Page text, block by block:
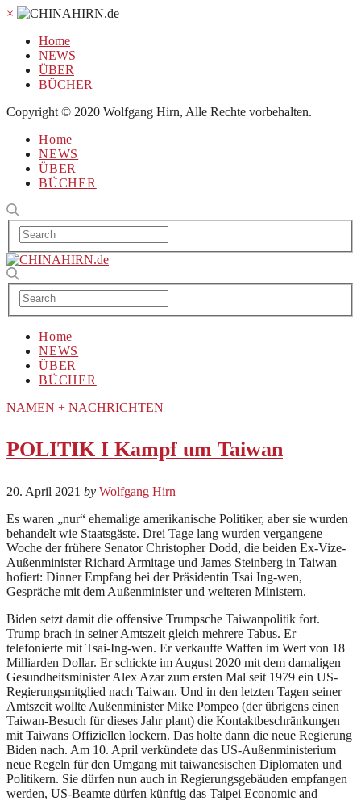
×
Home
NEWS
ÜBER
BÜCHER
Copyright © 2020 Wolfgang Hirn, Alle Rechte vorbehalten.
Home
NEWS
ÜBER
BÜCHER
Home
NEWS
ÜBER
BÜCHER
NAMEN + NACHRICHTEN
POLITIK I Kampf um Taiwan
20. April 2021 by Wolfgang Hirn
Es waren „nur“ ehemalige amerikanische Politiker, aber sie wurden
behandelt wie Staatsgäste. Drei Tage lang wurden vergangene
Woche der frühere Senator Christopher Dodd, die beiden Ex-Vize-
Außenminister Richard Armitage und James Steinberg in Taiwan
hofiert: Dinner Empfang bei der Präsidentin Tsai Ing-wen,
Gespräche mit dem Außenminister und weiteren Ministern.
Biden setzt damit die offensive Trumpsche Taiwanpolitik fort.
Trump brach in seiner Amtszeit gleich mehrere Tabus. Er
telefonierte mit Tsai-Ing-wen. Er verkaufte Waffen im Wert von 18
Milliarden Dollar. Er schickte im August 2020 mit dem damaligen
Gesundheitsminister Alex Azar zum ersten Mal seit 1979 ein US-
Regierungsmitglied nach Taiwan. Und in den letzten Tagen seiner
Amtszeit wollte Außenminister Mike Pompeo (der übrigens einen
Taiwan-Besuch für dieses Jahr plant) die Kontaktbeschränkungen
mit Taiwans Offiziellen lockern. Das holte dann die neue Regierung
Biden nach. Am 10. April verkündete das US-Außenministerium
neue Regeln für den Umgang mit taiwanesischen Diplomaten und
Politikern. Sie dürfen nun auch in Regierungsgebäuden empfangen
werden, US-Beamte dürfen künftig das Taipei Economic and